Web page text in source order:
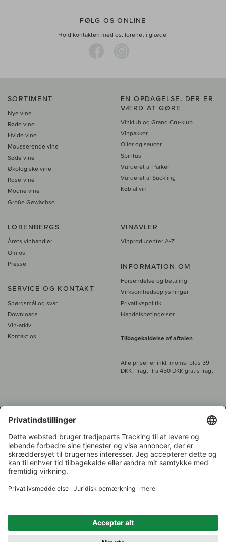
FØLG OS ONLINE
Hold kontakten med os, forenet i glæde!
SORTIMENT
Nye vine
Røde vine
Hvide vine
Mousserende vine
Søde vine
Økologiske vine
Rosé-vine
Modne vine
Große Gewächse
EN OPDAGELSE, DER ER
VÆRD AT GØRE
Vinklub og Grand Cru-klub
Vinpakker
Olier og saucer
Spiritus
Vurderet af Parker
Vurderet af Suckling
Køb af vin
LOBENBERGS
Årets vinhandler
Om os
Presse
SERVICE OG KONTAKT
Spørgsmål og svar
Downloads
Vin-arkiv
Kontakt os
VINAVLER
Vinproducenter A-Z
INFORMATION OM
Forsendelse og betaling
Virksomhedsoplysninger
Privatlivspolitik
Handelsbetingelser
Tilbagekaldelse af aftalen
Alle priser er inkl. moms, plus 39
DKK i fragt- fra 450 DKK gratis fragt
Kundeservice:
+49 421 696 797-0
1.000 vinavlere –
Over 7.000 vine
Vinhandler